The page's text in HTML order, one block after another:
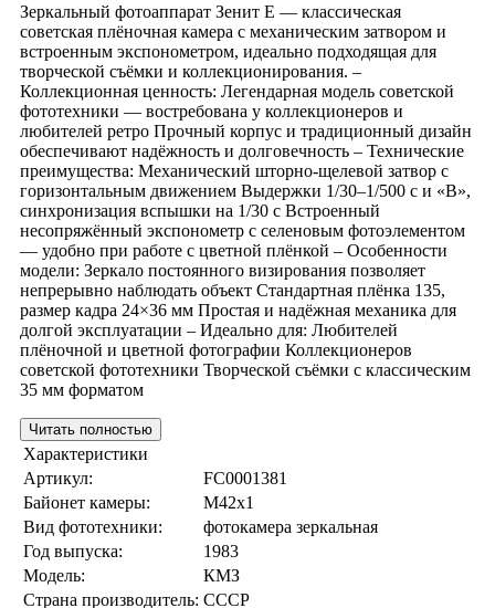
Зеркальный фотоаппарат Зенит Е — классическая
советская плёночная камера с механическим затвором и
встроенным экспонометром, идеально подходящая для
творческой съёмки и коллекционирования. –
Коллекционная ценность: Легендарная модель советской
фототехники — востребована у коллекционеров и
любителей ретро Прочный корпус и традиционный дизайн
обеспечивают надёжность и долговечность – Технические
преимущества: Механический шторно-щелевой затвор с
горизонтальным движением Выдержки 1/30–1/500 с и «B»,
синхронизация вспышки на 1/30 с Встроенный
несопряжённый экспонометр с селеновым фотоэлементом
— удобно при работе с цветной плёнкой – Особенности
модели: Зеркало постоянного визирования позволяет
непрерывно наблюдать объект Стандартная плёнка 135,
размер кадра 24×36 мм Простая и надёжная механика для
долгой эксплуатации – Идеально для: Любителей
плёночной и цветной фотографии Коллекционеров
советской фототехники Творческой съёмки с классическим
35 мм форматом
Читать полностью
Характеристики
Артикул:
FC0001381
Байонет камеры:
M42x1
Вид фототехники:
фотокамера зеркальная
Год выпуска:
1983
Модель:
КМЗ
Страна производитель: СССР